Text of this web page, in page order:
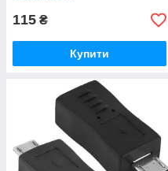
115 ₴
Купити